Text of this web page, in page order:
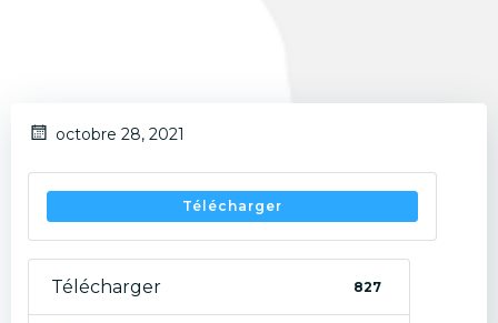
octobre 28, 2021
Télécharger
Télécharger 827